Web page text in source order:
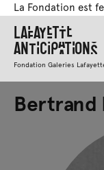
La Fondation est
Lafayette
Anticipations
Fondation Galeries
Bertrand